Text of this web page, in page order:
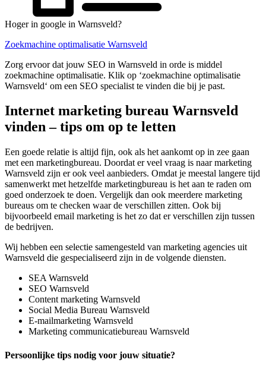
Hoger in google in Warnsveld?
Zoekmachine optimalisatie Warnsveld
Zorg ervoor dat jouw SEO in Warnsveld in orde is middel
zoekmachine optimalisatie. Klik op ‘zoekmachine optimalisatie
Warnsveld‘ om een SEO specialist te vinden die bij je past.
Internet marketing bureau Warnsveld
vinden – tips om op te letten
Een goede relatie is altijd fijn, ook als het aankomt op in zee gaan
met een marketingbureau. Doordat er veel vraag is naar marketing
Warnsveld zijn er ook veel aanbieders. Omdat je meestal langere tijd
samenwerkt met hetzelfde marketingbureau is het aan te raden om
goed onderzoek te doen. Vergelijk dan ook meerdere marketing
bureaus om te checken waar de verschillen zitten. Ook bij
bijvoorbeeld email marketing is het zo dat er verschillen zijn tussen
de bedrijven.
Wij hebben een selectie samengesteld van marketing agencies uit
Warnsveld die gespecialiseerd zijn in de volgende diensten.
SEA Warnsveld
SEO Warnsveld
Content marketing Warnsveld
Social Media Bureau Warnsveld
E-mailmarketing Warnsveld
Marketing communicatiebureau Warnsveld
Persoonlijke tips nodig voor jouw situatie?